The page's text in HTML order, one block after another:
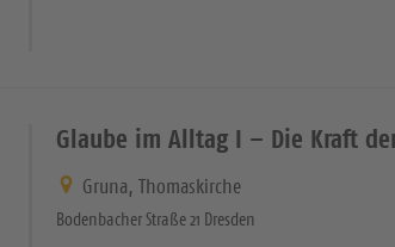
Glaube im Alltag I – Die Kraft
Gruna, Thomaskirche
Bodenbacher Straße 21 Dresden